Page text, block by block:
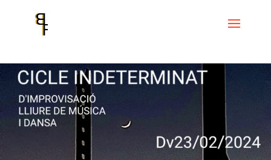
Events
Cicle Indeterminat de improvisació lliure de música i
Cicle Indeterminat de lliure improvisació de música i dansa